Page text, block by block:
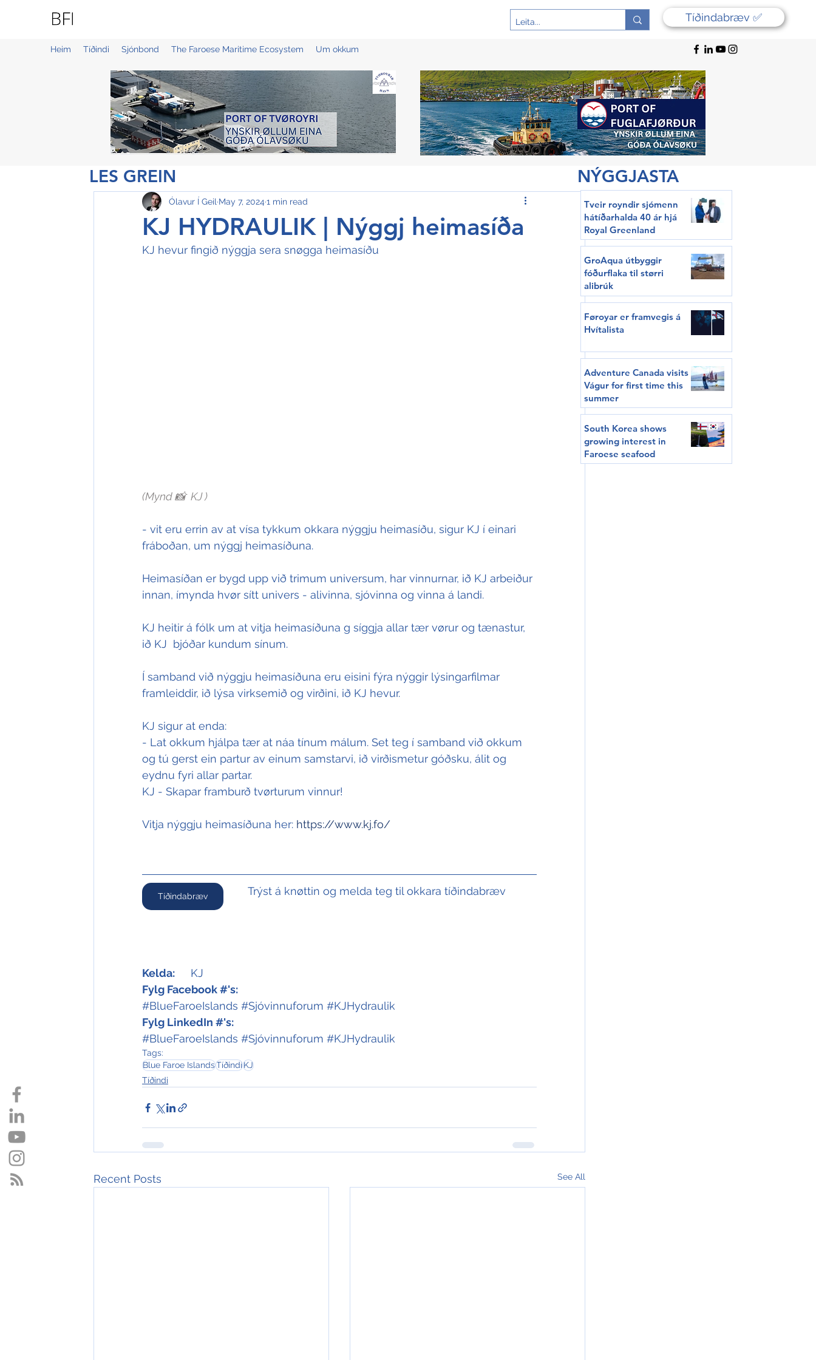
Tíðindabræv ✅
Heim Tíðindi Sjónbond The Faroese Maritime Ecosystem Um okkum
KJ HYDRAULIK | Nýggj heimasíða
Ólavur Í Geil May 7, 2024 1 min read
KJ hevur fingið nýggja sera snøgga heimasíðu
(Mynd 📸  KJ )
- vit eru errin av at vísa tykkum okkara nýggju heimasíðu, sigur KJ í einari
fráboðan, um nýggj heimasíðuna.
Heimasíðan er bygd upp við trimum universum, har vinnurnar, ið KJ arbeiður
innan, ímynda hvør sítt univers - alivinna, sjóvinna og vinna á landi.
KJ heitir á fólk um at vitja heimasíðuna g síggja allar tær vørur og tænastur,
ið KJ  bjóðar kundum sínum.
Í samband við nýggju heimasíðuna eru eisini fýra nýggir lýsingarfilmar
framleiddir, ið lýsa virksemið og virðini, ið KJ hevur.
KJ sigur at enda:
- Lat okkum hjálpa tær at náa tínum málum. Set teg í samband við okkum
og tú gerst ein partur av einum samstarvi, ið virðismetur góðsku, álit og
eydnu fyri allar partar.
KJ - Skapar framburð tvørturum vinnur!
Vitja nýggju heimasíðuna her: https://www.kj.fo/
Tíðindabræv Trýst á knøttin og melda teg til okkara tíðindabræv
Kelda:
KJ
Fylg Facebook #'s:
#BlueFaroeIslands #Sjóvinnuforum #KJHydraulik
Fylg LinkedIn #'s:
#BlueFaroeIslands #Sjóvinnuforum #KJHydraulik
Tags:
Blue Faroe IslandsTíðindiKJ
Tíðindi
Recent Posts See All
LES GREIN NÝGGJASTA
Tveir royndir sjómenn
hátíðarhalda 40 ár hjá
Royal Greenland
GroAqua útbyggir
fóðurflaka til størri
alibrúk
Føroyar er framvegis á
Hvítalista
Adventure Canada visits
Vágur for first time this
summer
South Korea shows
growing interest in
Faroese seafood